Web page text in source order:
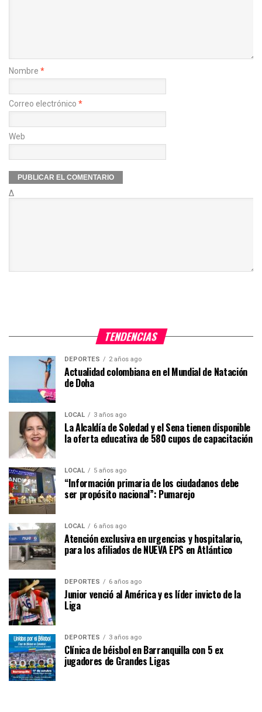
Nombre *
Correo electrónico *
Web
Δ
TENDENCIAS
DEPORTES 2 años ago
Actualidad colombiana en el Mundial de Natación
de Doha
LOCAL 3 años ago
La Alcaldía de Soledad y el Sena tienen disponible
la oferta educativa de 580 cupos de capacitación
LOCAL 5 años ago
“Información primaria de los ciudadanos debe
ser propósito nacional”: Pumarejo
LOCAL 6 años ago
Atención exclusiva en urgencias y hospitalario,
para los afiliados de NUEVA EPS en Atlántico
DEPORTES 6 años ago
Junior venció al América y es líder invicto de la
Liga
DEPORTES 3 años ago
Clínica de béisbol en Barranquilla con 5 ex
jugadores de Grandes Ligas